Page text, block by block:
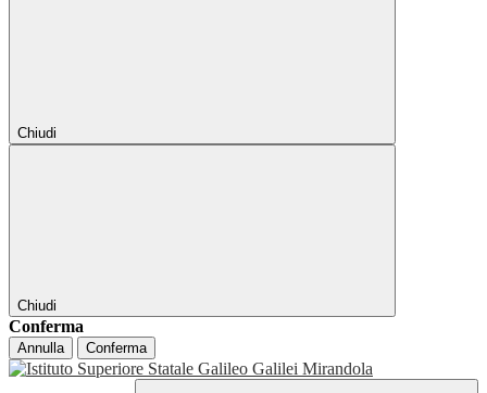
Chiudi
Chiudi
Conferma
Annulla Conferma